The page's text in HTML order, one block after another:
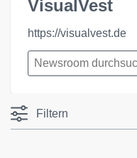
VisualVest
https://visualvest.de
Filtern